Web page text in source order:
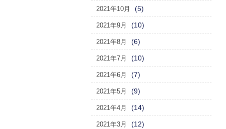
2021年10月 (5)
2021年9月 (10)
2021年8月 (6)
2021年7月 (10)
2021年6月 (7)
2021年5月 (9)
2021年4月 (14)
2021年3月 (12)